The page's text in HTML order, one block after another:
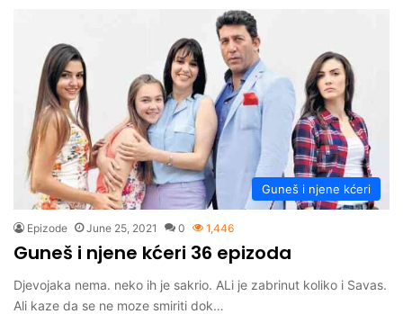
Guneš i njene kćeri
Epizode June 25, 2021 0 1,446
Guneš i njene kćeri 36 epizoda
Djevojaka nema. neko ih je sakrio. ALi je zabrinut koliko i Savas.
Ali kaze da se ne moze smiriti dok…